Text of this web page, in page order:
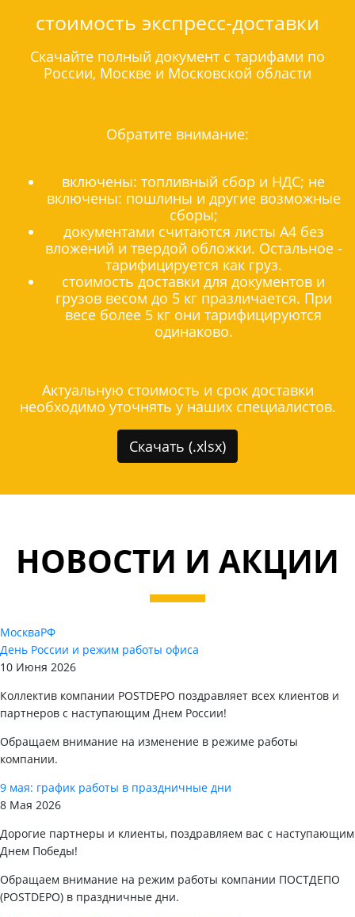
стоимость экспресс-доставки
Скачайте полный документ с тарифами по
России, Москве и Московской области
Обратите внимание:
включены: топливный сбор и НДС; не
включены: пошлины и другие возможные
сборы;
документами считаются листы А4 без
вложений и твердой обложки. Остальное -
тарифицируется как груз.
стоимость доставки для документов и
грузов весом до 5 кг празличается. При
весе более 5 кг они тарифицируются
одинаково.
Актуальную стоимость и срок доставки
необходимо уточнять у наших специалистов.
Скачать (.xlsx)
НОВОСТИ И АКЦИИ
МоскваРФ
День России и режим работы офиса
10 Июня 2026
Коллектив компании POSTDEPO поздравляет всех клиентов и
партнеров с наступающим Днем России!
Обращаем внимание на изменение в режиме работы
компании.
9 мая: график работы в праздничные дни
8 Мая 2026
Дорогие партнеры и клиенты, поздравляем вас с наступающим
Днем Победы!
Обращаем внимание на режим работы компании ПОСТДЕПО
(POSTDEPO) в праздничные дни.